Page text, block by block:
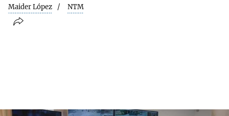
Maider López NTM